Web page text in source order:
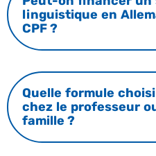
linguistique en
CPF ?
Quelle formule
chez le professeur
famille ?